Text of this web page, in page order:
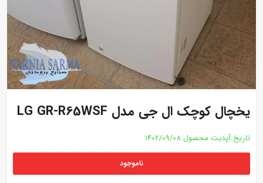
یخچال کوچک ال جی مدل LG GR-R65WSF
تاریخ آپدیت محصول 1402/09/08
ناموجود